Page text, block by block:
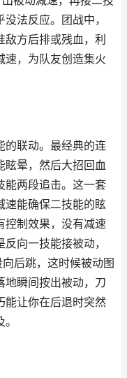
法反应。团战中，
方后排或残血，利
速，为队友创造集火
的联动。最经典的连
眩晕，然后大招回血
能两段追击。这一套
速能确保二技能的眩
控制效果，没有减速
向一技能接被动，
后跳，这时候被动图
地瞬间按出被动，刀
能让你在后退时突然